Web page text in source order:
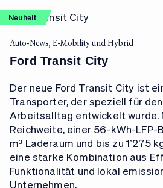
Neuheit
Auto-News, E-Mobility und Hybrid
Ford Transit City
Der neue Ford Transit City ist
Transporter, der speziell für
Arbeitsalltag entwickelt wurde.
Reichweite, einer 56-kWh-LFP-
m³ Laderaum und bis zu 1’275
eine starke Kombination aus
Funktionalität und lokal
Unternehmen.